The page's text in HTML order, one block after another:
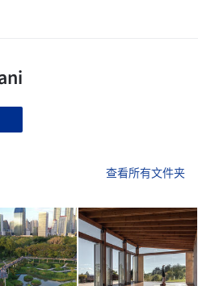
查看所有文件夹